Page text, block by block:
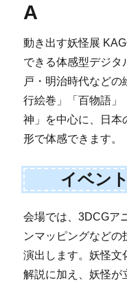
A
動き出す妖怪展
できる体感型デジタ
戸・明治時代など
行絵巻」「百物語」
神」を中心に、日本
形で体感できます。
イベン
会場では、3DCGア
ンマッピングなどの
演出します。妖怪文
解説に加え、妖怪が